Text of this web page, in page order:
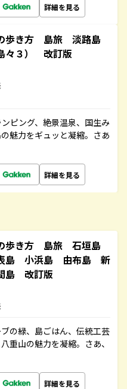
詳細を見る
歩き方 島旅 淡路島
々３） 改訂版
ピング、絶景温泉、国生み
魅力をギュッと凝縮。さあ
詳細を見る
歩き方 島旅 石垣島
島 小浜島 由布島 新
島 改訂版
の緑、島ごはん、伝統工芸
重山の魅力を凝縮。さあ、
詳細を見る